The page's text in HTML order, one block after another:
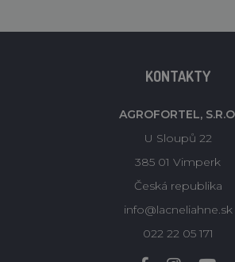
KONTAKTY
AGROFORTEL,
U Sloupů 22
385 01 Vimperk
Česká republika
info@lacneliahne.sk
022 22 05 171